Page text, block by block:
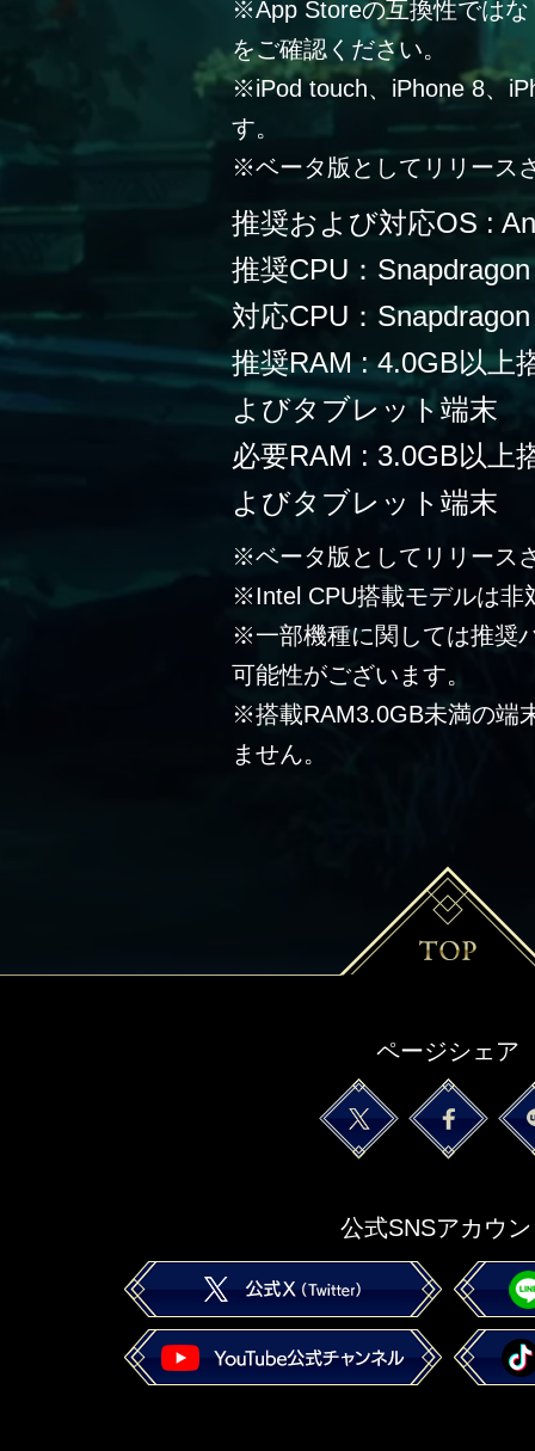
※App Storeの互換性では
をご確認ください。
※iPod touch、iPhone 8、
す。
※ベータ版としてリリース
推奨および対応OS :
推奨CPU：
対応CPU：
推奨RAM : 4.0GB以上
よびタブレット端末
必要RAM : 3.0GB以上
よびタブレット端末
※ベータ版としてリリース
※Intel CPU搭載モデルは非
※一部機種に関しては推奨
可能性がございます。
※搭載RAM3.0GB未満の端
ません。
ページシェア
公式SNSアカウ